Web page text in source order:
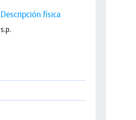
Descripción física
s.p.